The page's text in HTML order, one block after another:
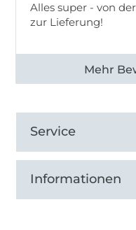
Alles super - von
zur Lieferung!
Alle 82968
Service
Informationen